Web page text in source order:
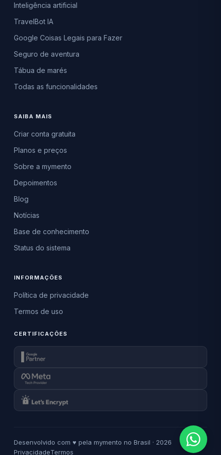
Inteligência artificial
TravelBot IA
Google Coisas Legais para Fazer
Seguro de aventura
Tábua de marés
Todas as funcionalidades
SAIBA MAIS
Criar conta gratuita
Planos e preços
Sobre a mymento
Depoimentos
Blog
Notícias
Base de conhecimento
Status do sistema
INFORMAÇÕES
Política de privacidade
Termos de uso
CERTIFICAÇÕES
Desenvolvido com ♥ pela mymento no Brasil · 2026
PrivacidadeTermos